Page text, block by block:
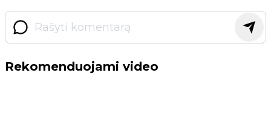
Rekomenduojami video